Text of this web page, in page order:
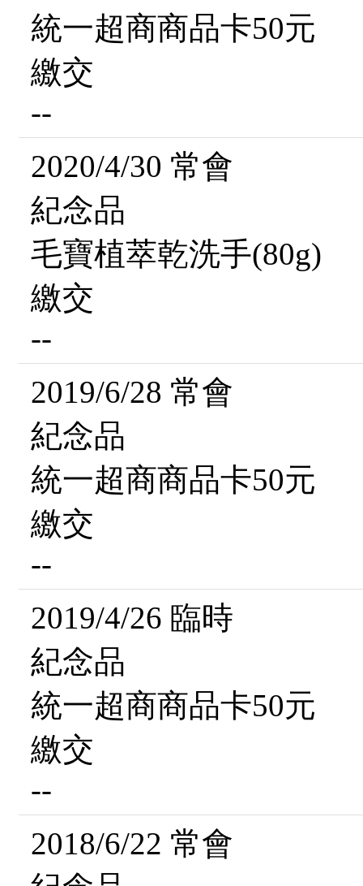
統一超商商品卡50元
繳交
--
2020/4/30 常會
紀念品
毛寶植萃乾洗手(80g)
繳交
--
2019/6/28 常會
紀念品
統一超商商品卡50元
繳交
--
2019/4/26 臨時
紀念品
統一超商商品卡50元
繳交
--
2018/6/22 常會